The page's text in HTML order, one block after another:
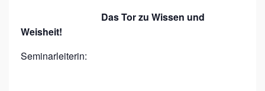
B
E
Das Tor zu Wissen und
Weisheit!
Seminarleiterin: